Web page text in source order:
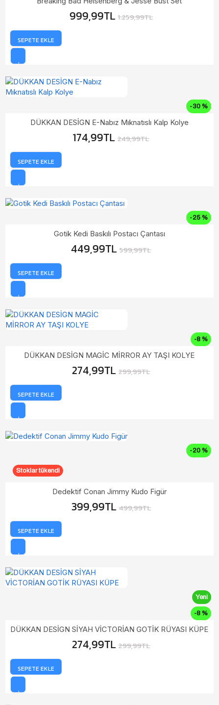
999,99TL 1.259,99TL
SEPETE EKLE
-30 %
DÜKKAN DESİGN E-Nabız Mıknatıslı Kalp Kolye
174,99TL 249,99TL
SEPETE EKLE
-25 %
Gotik Kedi Baskılı Postacı Çantası
449,99TL 599,99TL
SEPETE EKLE
-8 %
DÜKKAN DESİGN MAGİC MİRROR AY TAŞI KOLYE
274,99TL 299,99TL
SEPETE EKLE
-20 %
Stoklar tükendi
Dedektif Conan Jimmy Kudo Figür
399,99TL 499,99TL
SEPETE EKLE
Yeni
-8 %
DÜKKAN DESİGN SİYAH VİCTORİAN GOTİK RÜYASI KÜPE
274,99TL 299,99TL
SEPETE EKLE